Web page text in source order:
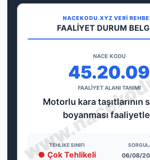
NACEKODU.XYZ VERİ
FAALİYET DURUM
NACE KODU
45.20.09
FAALİYET ALANI TANIMI
Motorlu kara taşıtlarının
boyanması
TEHLIKE SINIFI
● Çok Tehlikeli 06/08/